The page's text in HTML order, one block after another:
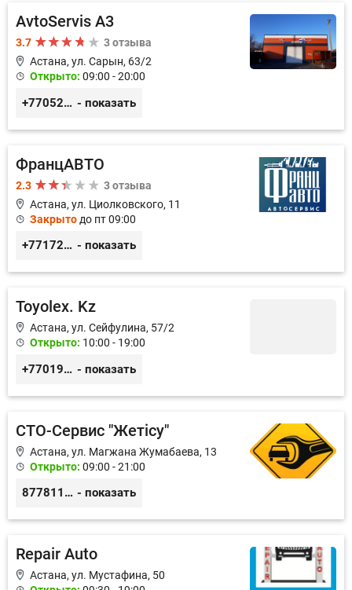
AvtoServis A3
3.7
3 отзыва
Астана, ул. Сарын, 63/2
Открыто: 09:00 - 20:00
+77052327760 - показать
ФранцАВТО
2.3
3 отзыва
Астана, ул. Циолковского, 11
Закрыто до пт 09:00
+77172541601 - показать
Toyolex. Kz
Астана, ул. Сейфулина, 57/2
Открыто: 10:00 - 19:00
+77019605032 - показать
СТО-Сервис "Жетiсу"
Астана, ул. Магжана Жумабаева, 13
Открыто: 09:00 - 21:00
87781117885 - показать
Repair Auto
Астана, ул. Мустафина, 50